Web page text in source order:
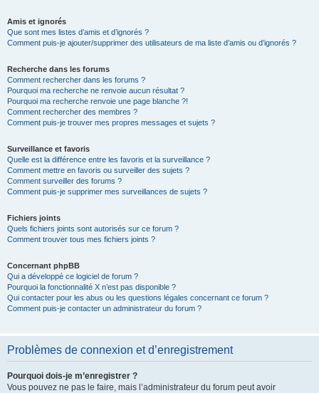
Amis et ignorés
Que sont mes listes d’amis et d’ignorés ?
Comment puis-je ajouter/supprimer des utilisateurs de ma liste d’amis ou d’ignorés ?
Recherche dans les forums
Comment rechercher dans les forums ?
Pourquoi ma recherche ne renvoie aucun résultat ?
Pourquoi ma recherche renvoie une page blanche ?!
Comment rechercher des membres ?
Comment puis-je trouver mes propres messages et sujets ?
Surveillance et favoris
Quelle est la différence entre les favoris et la surveillance ?
Comment mettre en favoris ou surveiller des sujets ?
Comment surveiller des forums ?
Comment puis-je supprimer mes surveillances de sujets ?
Fichiers joints
Quels fichiers joints sont autorisés sur ce forum ?
Comment trouver tous mes fichiers joints ?
Concernant phpBB
Qui a développé ce logiciel de forum ?
Pourquoi la fonctionnalité X n’est pas disponible ?
Qui contacter pour les abus ou les questions légales concernant ce forum ?
Comment puis-je contacter un administrateur du forum ?
Problèmes de connexion et d’enregistrement
Pourquoi dois-je m’enregistrer ?
Vous pouvez ne pas le faire, mais l’administrateur du forum peut avoir